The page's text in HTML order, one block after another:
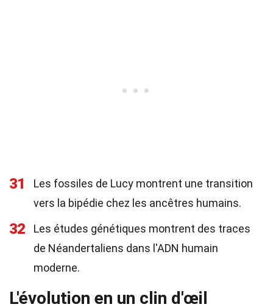
31
Les fossiles de Lucy montrent une transition
vers la bipédie chez les ancêtres humains.
32
Les études génétiques montrent des traces
de Néandertaliens dans l'ADN humain
moderne.
L'évolution en un clin d'œil